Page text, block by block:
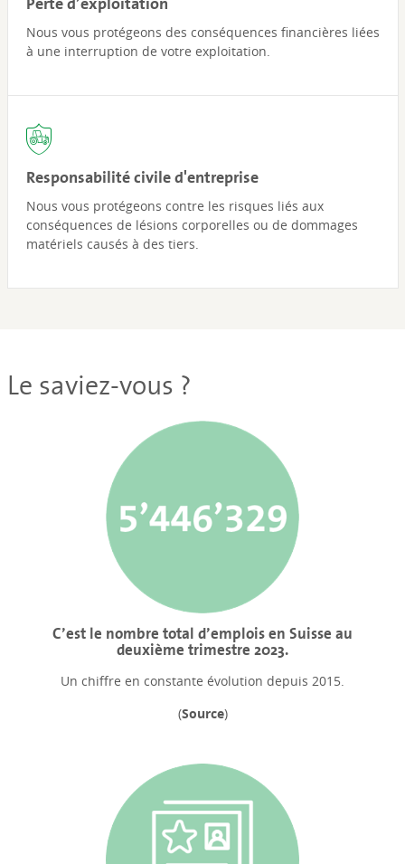
Nous vous protégeons des conséquences financières liées
à une interruption de votre exploitation.
Responsabilité civile d'entreprise
Nous vous protégeons contre les risques liés aux
conséquences de lésions corporelles ou de dommages
matériels causés à des tiers.
Le saviez-vous ?
C’est le nombre total d’emplois en Suisse au
deuxième trimestre 2023.
Un chiffre en constante évolution depuis 2015.
(Source)